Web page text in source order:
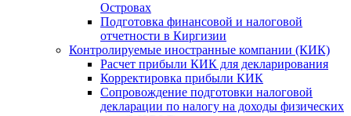
Островах
Подготовка финансовой и налоговой
отчетности в Киргизии
Контролируемые иностранные компании (КИК)
Расчет прибыли КИК для декларирования
Корректировка прибыли КИК
Сопровождение подготовки налоговой
декларации по налогу на доходы физических